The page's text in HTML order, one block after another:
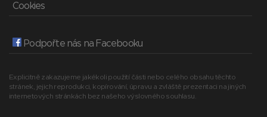
Cookies
Podpořte nás na Facebooku
Explicitně zakazujeme jakékoli použití části nebo celého obsahu těchto
stránek, jejich reprodukci, kopírování, úpravu a zvláště prezentaci na jiných
internetových stránkách bez našeho výslovného souhlasu.